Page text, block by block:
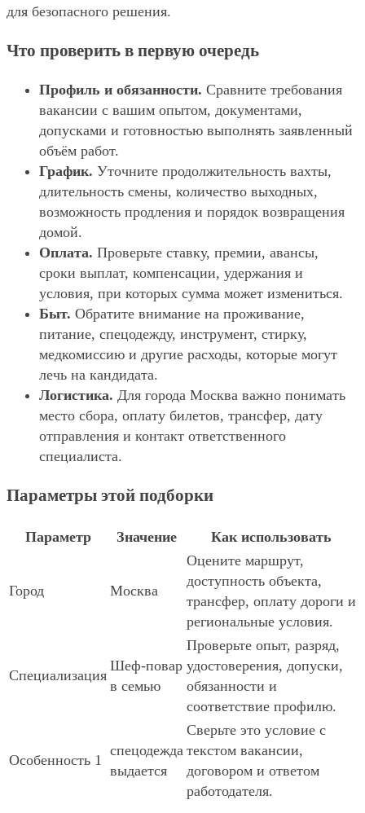
для безопасного решения.
Что проверить в первую очередь
Профиль и обязанности. Сравните требования
вакансии с вашим опытом, документами,
допусками и готовностью выполнять заявленный
объём работ.
График. Уточните продолжительность вахты,
длительность смены, количество выходных,
возможность продления и порядок возвращения
домой.
Оплата. Проверьте ставку, премии, авансы,
сроки выплат, компенсации, удержания и
условия, при которых сумма может измениться.
Быт. Обратите внимание на проживание,
питание, спецодежду, инструмент, стирку,
медкомиссию и другие расходы, которые могут
лечь на кандидата.
Логистика. Для города Москва важно понимать
место сбора, оплату билетов, трансфер, дату
отправления и контакт ответственного
специалиста.
Параметры этой подборки
Параметр Значение Как использовать
Город Москва
Оцените маршрут,
доступность объекта,
трансфер, оплату дороги и
региональные условия.
Специализация
Шеф-повар
в семью
Проверьте опыт, разряд,
удостоверения, допуски,
обязанности и
соответствие профилю.
Особенность 1
спецодежда
выдается
Сверьте это условие с
текстом вакансии,
договором и ответом
работодателя.